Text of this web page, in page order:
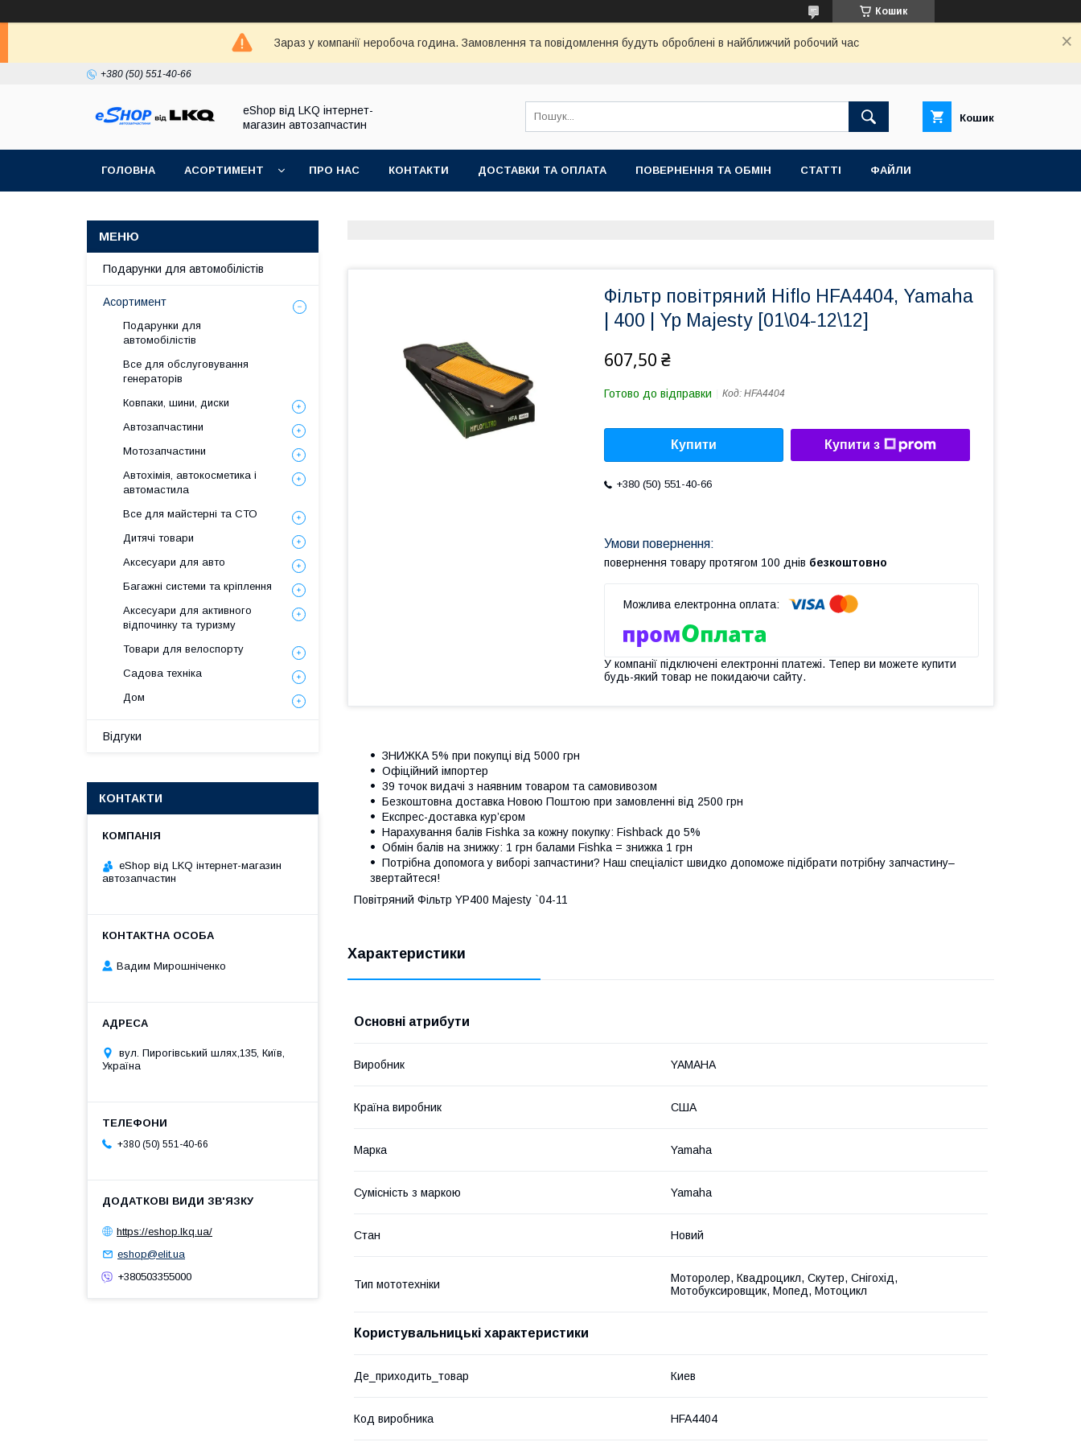
Кошик
Зараз у компанії неробоча година. Замовлення та повідомлення будуть оброблені в найближчий робочий час
+380 (50) 551-40-66
eShop від LKQ інтернет-
магазин автозапчастин
Кошик
ГОЛОВНА АСОРТИМЕНТ ПРО НАС КОНТАКТИ ДОСТАВКИ ТА ОПЛАТА ПОВЕРНЕННЯ ТА ОБМІН СТАТТІ ФАЙЛИ
Фільтр повітряний Hiflo HFA4404, Yamaha
| 400 | Yp Majesty [01\04-12\12]
607,50 ₴
Готово до відправки Код: HFA4404
Купити Купити з
+380 (50) 551-40-66
повернення товару протягом 100 днів безкоштовно
У компанії підключені електронні платежі. Тепер ви можете купити
будь-який товар не покидаючи сайту.
ЗНИЖКА 5% при покупці від 5000 грн
Офіційний імпортер
39 точок видачі з наявним товаром та самовивозом
Безкоштовна доставка Новою Поштою при замовленні від 2500 грн
Експрес-доставка кур’єром
Нарахування балів Fishka за кожну покупку: Fishback до 5%
Обмін балів на знижку: 1 грн балами Fishka = знижка 1 грн
Потрібна допомога у виборі запчастини? Наш спеціаліст швидко допоможе підібрати потрібну запчастину–
звертайтеся!
Повітряний Фільтр YP400 Majesty `04-11
Характеристики
Основні атрибути
Виробник YAMAHA
Країна виробник США
Марка Yamaha
Сумісність з маркою Yamaha
Стан Новий
Тип мототехніки
Моторолер, Квадроцикл, Скутер, Снігохід,
Мотобуксировщик, Мопед, Мотоцикл
Користувальницькі характеристики
Де_приходить_товар Киев
Код виробника HFA4404
Подарунки для автомобілістів
Асортимент
Подарунки для
автомобілістів
Все для обслуговування
генераторів
Ковпаки, шини, диски
Автозапчастини
Мотозапчастини
Автохімія, автокосметика і
автомастила
Все для майстерні та СТО
Дитячі товари
Аксесуари для авто
Багажні системи та кріплення
Аксесуари для активного
відпочинку та туризму
Товари для велоспорту
Садова техніка
Дом
Відгуки
КОНТАКТИ
eShop від LKQ інтернет-магазин
автозапчастин
Вадим Мирошніченко
вул. Пирогівський шлях,135, Київ,
Україна
+380 (50) 551-40-66
https://eshop.lkq.ua/
eshop@elit.ua
+380503355000